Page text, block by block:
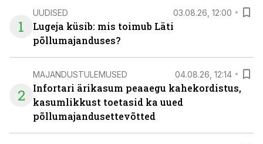
1
UUDISED 03.08.26, 12:00
Lugeja küsib: mis toimub Läti
põllumajanduses?
2
MAJANDUSTULEMUSED 04.08.26, 12:14
Infortari ärikasum peaaegu kahekordistus,
kasumlikkust toetasid ka uued
põllumajandusettevõtted